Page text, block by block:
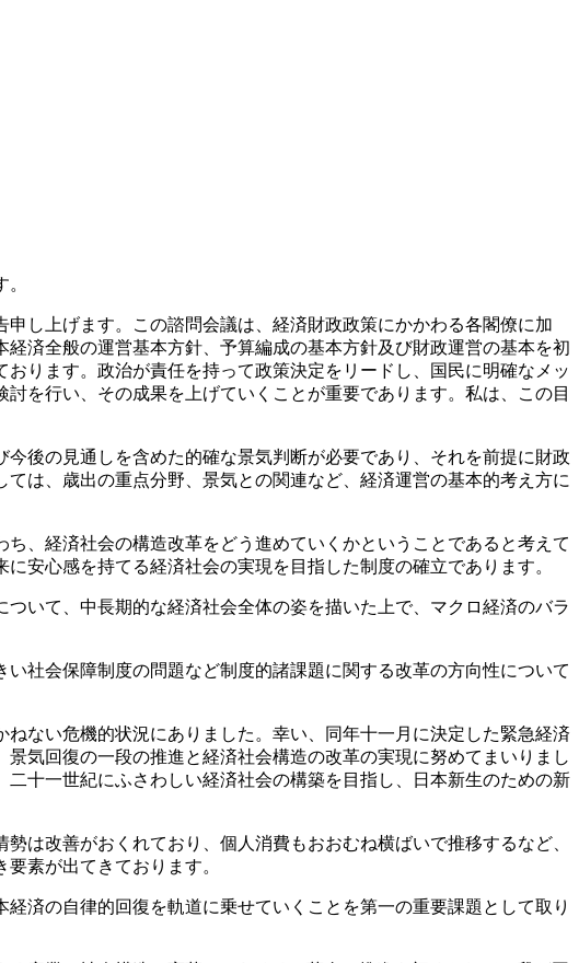
し上げます。この諮問会議は、経済財政政策にかかわる各閣僚に加
済全般の運営基本方針、予算編成の基本方針及び財政運営の基本を初
ります。政治が責任を持って政策決定をリードし、国民に明確なメッ
を行い、その成果を上げていくことが重要であります。私は、この目
後の見通しを含めた的確な景気判断が必要であり、それを前提に財政
は、歳出の重点分野、景気との関連など、経済運営の基本的考え方に
、経済社会の構造改革をどう進めていくかということであると考えて
安心感を持てる経済社会の実現を目指した制度の確立であります。
いて、中長期的な経済社会全体の姿を描いた上で、マクロ経済のバラ
社会保障制度の問題など制度的諸課題に関する改革の方向性について
ない危機的状況にありました。幸い、同年十一月に決定した緊急経済
気回復の一段の推進と経済社会構造の改革の実現に努めてまいりまし
十一世紀にふさわしい経済社会の構築を目指し、日本新生のための新
は改善がおくれており、個人消費もおおむね横ばいで推移するなど、
素が出てきております。
済の自律的回復を軌道に乗せていくことを第一の重要課題として取り